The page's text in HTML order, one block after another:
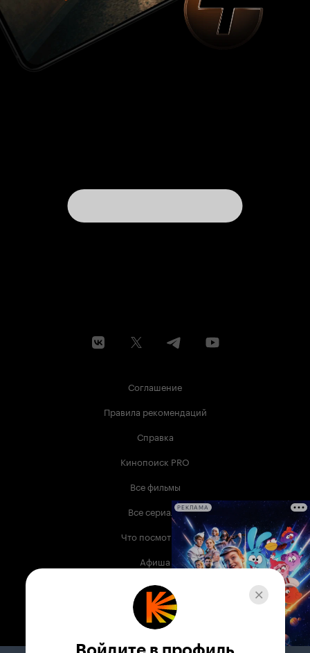
Соглашение
Правила рекомендаций
Справка
Кинопоиск PRO
Все фильмы
Все сериалы
Что посмотреть
Афиша
Музыка
Телепрограмма
РЕКЛАМА